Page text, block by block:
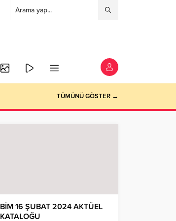
TÜMÜNÜ GÖSTER →
BİM 16 ŞUBAT 2024 AKTÜEL
KATALOĞU